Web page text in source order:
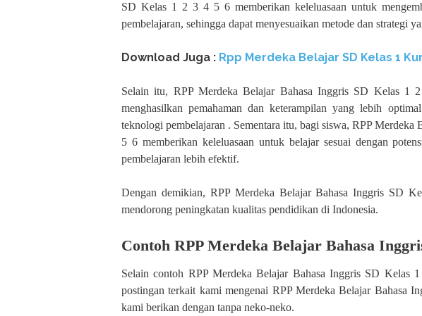
SD Kelas 1 2 3 4 5 6 memberikan keleluasaan untuk
pembelajaran, sehingga dapat menyesuaikan metode dan strategi
Download Juga : Rpp Merdeka Belajar SD Kelas 1
Selain itu, RPP Merdeka Belajar Bahasa Inggris SD Kelas 1
menghasilkan pemahaman dan keterampilan yang lebih
teknologi pembelajaran . Sementara itu, bagi siswa, RPP
5 6 memberikan keleluasaan untuk belajar sesuai dengan
pembelajaran lebih efektif.
Dengan demikian, RPP Merdeka Belajar Bahasa Inggris SD
mendorong peningkatan kualitas pendidikan di Indonesia.
Contoh RPP Merdeka Belajar Bahasa
Selain contoh RPP Merdeka Belajar Bahasa Inggris SD Kelas
postingan terkait kami mengenai RPP Merdeka Belajar Bahasa
kami berikan dengan tanpa neko-neko.